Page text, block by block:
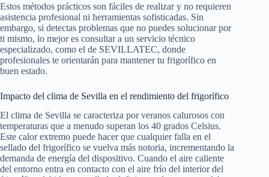
Estos métodos prácticos son fáciles de realizar y no requieren
asistencia profesional ni herramientas sofisticadas. Sin
embargo, si detectas problemas que no puedes solucionar por
ti mismo, lo mejor es consultar a un servicio técnico
especializado, como el de SEVILLATEC, donde
profesionales te orientarán para mantener tu frigorífico en
buen estado.
Impacto del clima de Sevilla en el rendimiento del frigorífico
El clima de Sevilla se caracteriza por veranos calurosos con
temperaturas que a menudo superan los 40 grados Celsius.
Este calor extremo puede hacer que cualquier falla en el
sellado del frigorífico se vuelva más notoria, incrementando la
demanda de energía del dispositivo. Cuando el aire caliente
del entorno entra en contacto con el aire frío del interior del